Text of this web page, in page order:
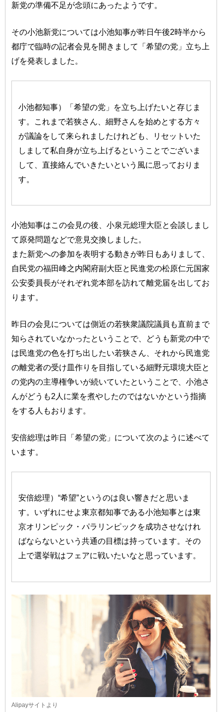
新党の準備不足が念頭にあったようです。
その小池新党については小池知事が昨日午後2時半から
都庁で臨時の記者会見を開きまして「希望の党」立ち上
げを発表しました。
小池都知事）「希望の党」を立ち上げたいと存じま
す。これまで若狭さん、細野さんを始めとする方々
が議論をして来られましたけれども、リセットいた
しまして私自身が立ち上げるということでございま
して、直接絡んでいきたいという風に思っておりま
す。
小池知事はこの会見の後、小泉元総理大臣と会談しまし
て原発問題などで意見交換しました。
また新党への参加を表明する動きが昨日もありまして、
自民党の福田峰之内閣府副大臣と民進党の松原仁元国家
公安委員長がそれぞれ党本部を訪れて離党届を出してお
ります。
昨日の会見については側近の若狭衆議院議員も直前まで
知らされていなかったということで、どうも新党の中で
は民進党の色を打ち出したい若狭さん、それから民進党
の離党者の受け皿作りを目指している細野元環境大臣と
の党内の主導権争いが続いていたということで、小池さ
んがどうも2人に業を煮やしたのではないかという指摘
をする人もおります。
安倍総理は昨日「希望の党」について次のように述べて
います。
安倍総理）“希望”というのは良い響きだと思いま
す。いずれにせよ東京都知事である小池知事とは東
京オリンピック・パラリンピックを成功させなけれ
ばならないという共通の目標は持っています。その
上で選挙戦はフェアに戦いたいなと思っています。
Alipayサイトより